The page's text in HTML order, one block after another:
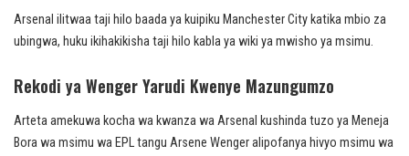
Arsenal ilitwaa taji hilo baada ya kuipiku Manchester City katika mbio za
ubingwa, huku ikihakikisha taji hilo kabla ya wiki ya mwisho ya msimu.
Rekodi ya Wenger Yarudi Kwenye Mazungumzo
Arteta amekuwa kocha wa kwanza wa Arsenal kushinda tuzo ya Meneja
Bora wa msimu wa EPL tangu Arsene Wenger alipofanya hivyo msimu wa